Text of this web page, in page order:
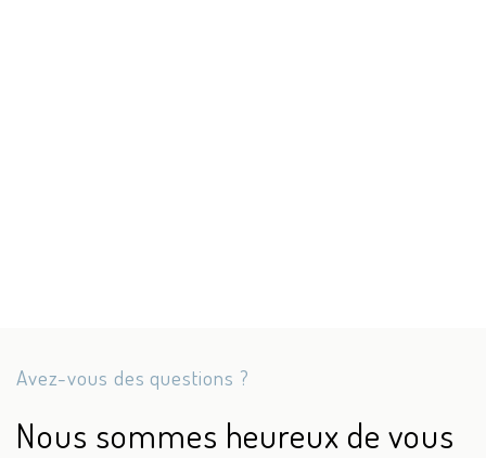
Avez-vous des questions ?
Nous sommes heureux de vous